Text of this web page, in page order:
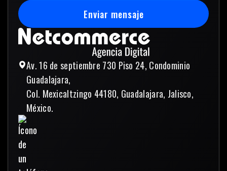
Av. 16 de septiembre 730 Piso 24, Condominio
Guadalajara,
Col. Mexicaltzingo 44180, Guadalajara, Jalisco,
México.
Enviar mensaje
Enviar mensaje